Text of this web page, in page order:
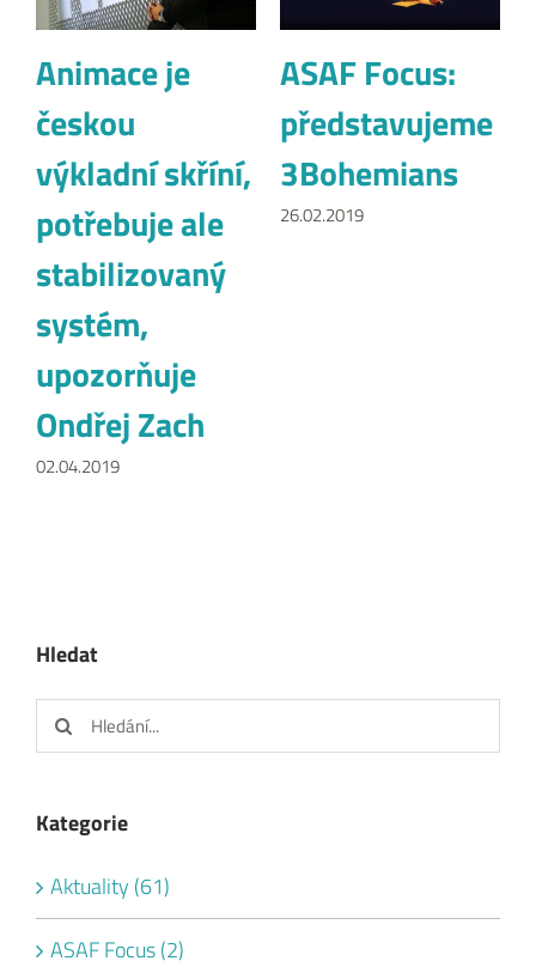
Animace je
českou
výkladní skříní,
potřebuje ale
stabilizovaný
systém,
upozorňuje
Ondřej Zach
02.04.2019
ASAF Focus:
představujeme
3Bohemians
26.02.2019
Hledat
Hledat:
Kategorie
Aktuality (61)
ASAF Focus (2)